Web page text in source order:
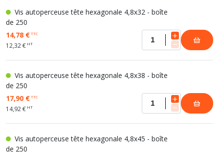
Vis autoperceuse tête hexagonale 4,8x32 - boîte
de 250
14,78 €TTC
12,32 € HT
Vis autoperceuse tête hexagonale 4,8x38 - boîte
de 250
17,90 €TTC
14,92 € HT
Vis autoperceuse tête hexagonale 4,8x45 - boîte
de 250